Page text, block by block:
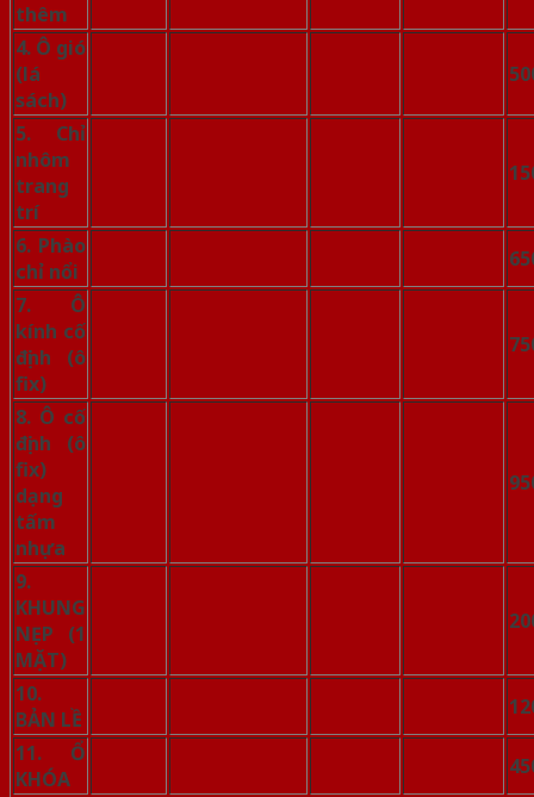
thêm
4. Ô gió
(lá
sách)
5. Chỉ
nhôm
trang
trí
6. Phào
chỉ nổi
7. Ô
kính cố
định (ô
fix)
8. Ô cố
định (ô
fix)
dạng
tấm
nhựa
9.
KHUNG
NẸP (1
MẶT)
10.
BẢN LỀ
11. Ổ
KHÓA